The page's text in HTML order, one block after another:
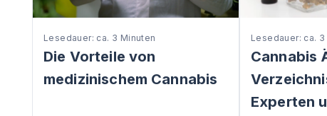
Lesedauer: ca. 3 Minuten
Die Vorteile von
medizinischem Cannabis
Lesedauer: ca. 3
Cannabis
Experten